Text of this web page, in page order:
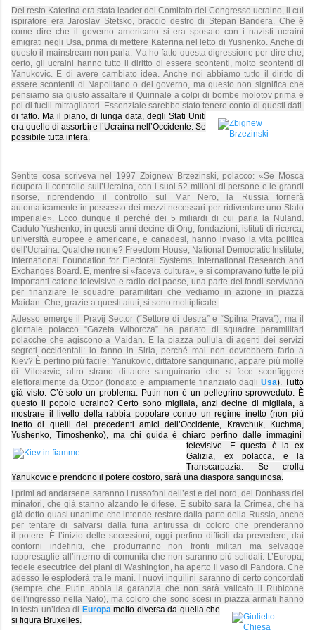
Del resto Katerina era stata leader del Comitato del Congresso ucraino, il cui
ispiratore era Jaroslav Stetsko, braccio destro di Stepan Bandera. Che è
come dire che il governo americano si era sposato con i nazisti ucraini
emigrati negli Usa, prima di mettere Katerina nel letto di Yushenko. Anche di
questo il mainstream non parla. Ma ho fatto questa digressione per dire che,
certo, gli ucraini hanno tutto il diritto di essere scontenti, molto scontenti di
Yanukovic. E di avere cambiato idea. Anche noi abbiamo tutto il diritto di
essere scontenti di Napolitano o del governo, ma questo non significa che
pensiamo sia giusto assaltare il Quirinale a colpi di bombe molotov prima e
poi di fucili mitragliatori. Essenziale sarebbe stato tenere conto di questi dati
di fatto. Ma il piano, di lunga data, degli Stati Uniti
era quello di assorbire l’Ucraina nell’Occidente. Se
possibile tutta intera.
Sentite cosa scriveva nel 1997 Zbignew Brzezinski, polacco: «Se Mosca
ricupera il controllo sull’Ucraina, con i suoi 52 milioni di persone e le grandi
risorse, riprendendo il controllo sul Mar Nero, la Russia tornerà
automaticamente in possesso dei mezzi necessari per ridiventare uno Stato
imperiale». Ecco dunque il perché dei 5 miliardi di cui parla la Nuland.
Caduto Yushenko, in questi anni decine di Ong, fondazioni, istituti di ricerca,
università europee e americane, e canadesi, hanno invaso la vita politica
dell’Ucraina. Qualche nome? Freedom House, National Democratic Institute,
International Foundation for Electoral Systems, International Research and
Exchanges Board. E, mentre si «faceva cultura», e si compravano tutte le più
importanti catene televisive e radio del paese, una parte dei fondi servivano
per finanziare le squadre paramilitari che vediamo in azione in piazza
Maidan. Che, grazie a questi aiuti, si sono moltiplicate.
Adesso emerge il Pravij Sector (“Settore di destra” e “Spilna Prava”), ma il
giornale polacco “Gazeta Wiborcza” ha parlato di squadre paramilitari
polacche che agiscono a Maidan. E la piazza pullula di agenti dei servizi
segreti occidentali: lo fanno in Siria, perché mai non dovrebbero farlo a
Kiev? È perfino più facile: Yanukovic, dittatore sanguinario, appare più molle
di Milosevic, altro strano dittatore sanguinario che si fece sconfiggere
elettoralmente da Otpor (fondato e ampiamente finanziato dagli Usa). Tutto
già visto. C’è solo un problema: Putin non è un pellegrino sprovveduto. È
questo il popolo ucraino? Certo sono migliaia, anzi decine di migliaia, a
mostrare il livello della rabbia popolare contro un regime inetto (non più
inetto di quelli dei precedenti amici dell’Occidente, Kravchuk, Kuchma,
Yushenko, Timoshenko), ma chi guida è chiaro perfino dalle immagini
televisive. E questa è la ex
Galizia, ex polacca, e la
Transcarpazia. Se crolla
Yanukovic e prendono il potere costoro, sarà una diaspora sanguinosa.
I primi ad andarsene saranno i russofoni dell’est e del nord, del Donbass dei
minatori, che già stanno alzando le difese. E subito sarà la Crimea, che ha
già detto quasi unanime che intende restare dalla parte della Russia, anche
per tentare di salvarsi dalla furia antirussa di coloro che prenderanno
il potere. È l’inizio delle secessioni, oggi perfino difficili da prevedere, dai
contorni indefiniti, che produrranno non fronti militari ma selvagge
rappresaglie all’interno di comunità che non saranno più solidali. L’Europa,
fedele esecutrice dei piani di Washington, ha aperto il vaso di Pandora. Che
adesso le esploderà tra le mani. I nuovi inquilini saranno di certo concordati
(sempre che Putin abbia la garanzia che non sarà valicato il Rubicone
dell’ingresso nella Nato), ma coloro che sono scesi in piazza armati hanno
in testa un’idea di Europa molto diversa da quella che
si figura Bruxelles.